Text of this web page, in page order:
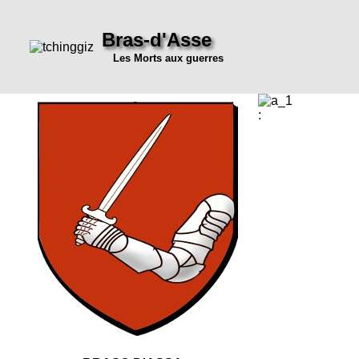
Bras-d'Asse
Les Morts aux guerres
: